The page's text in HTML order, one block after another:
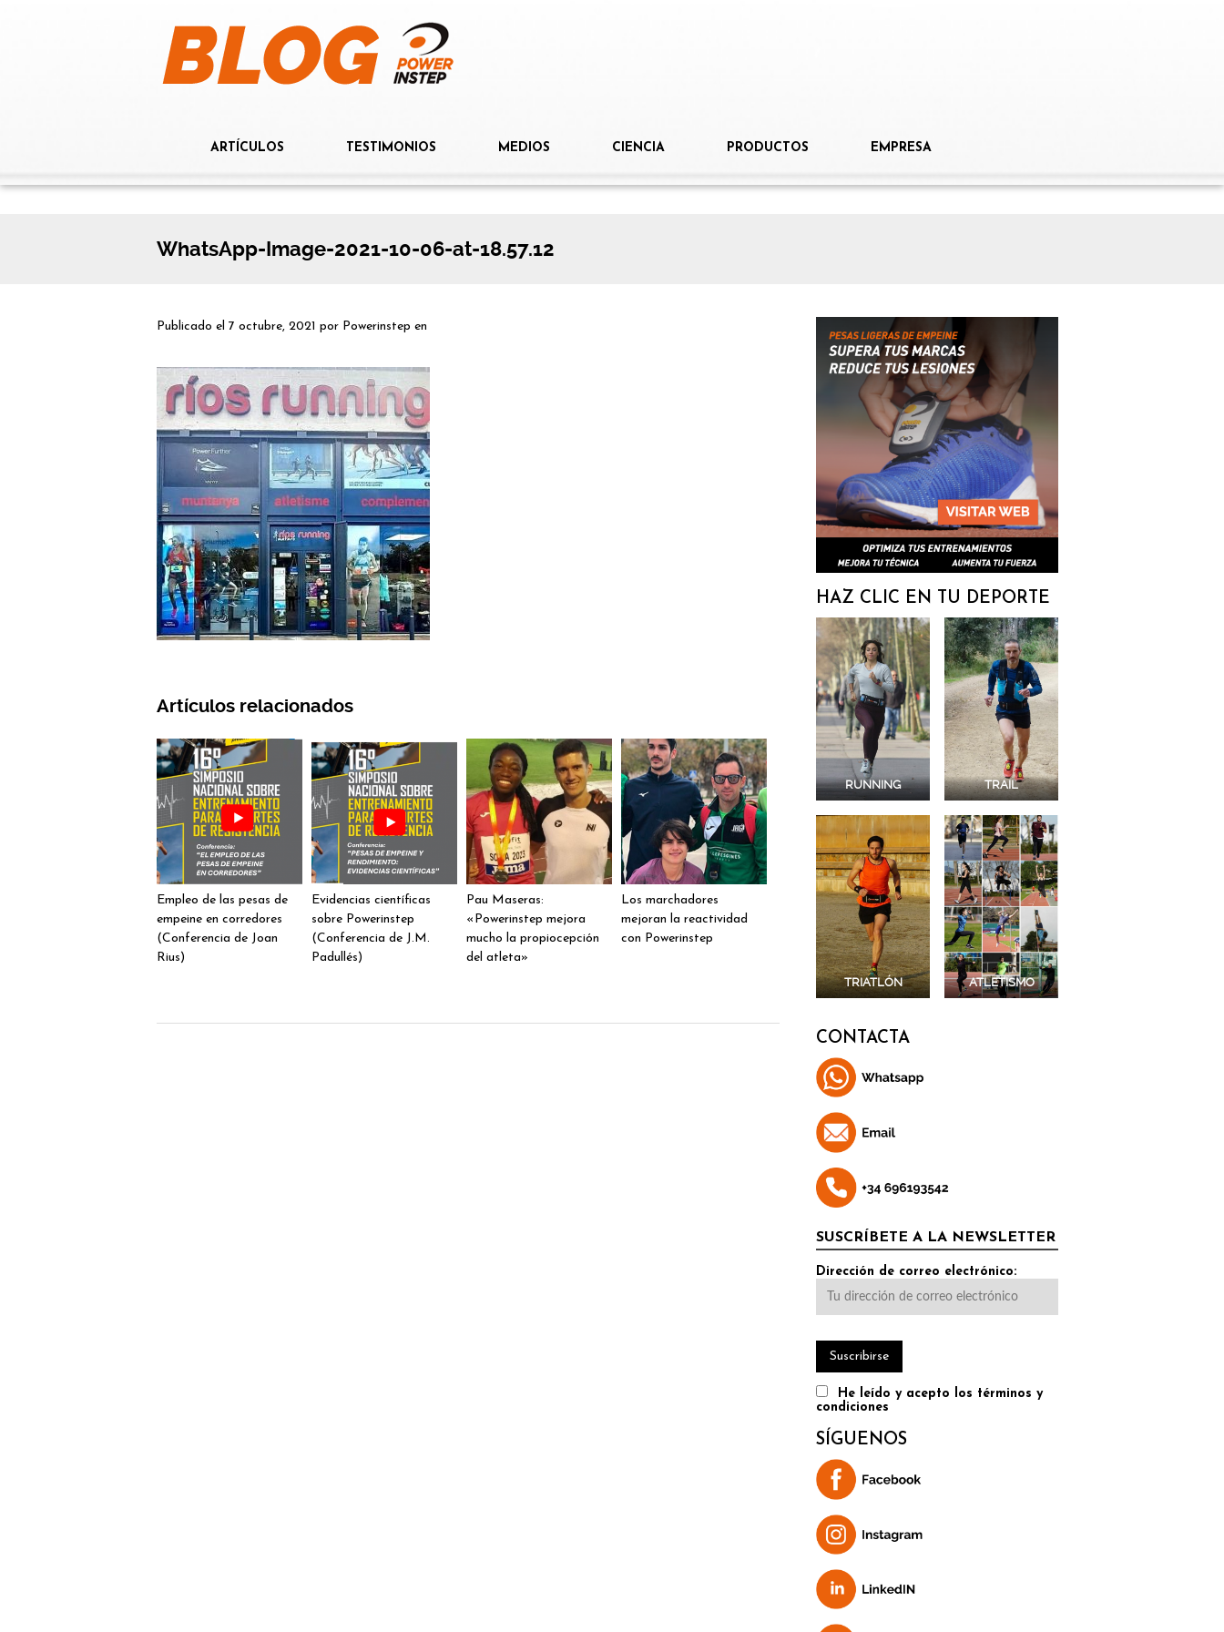
ARTÍCULOS TESTIMONIOS MEDIOS CIENCIA PRODUCTOS EMPRESA
WhatsApp-Image-2021-10-06-at-18.57.12
Publicado el 7 octubre, 2021 por Powerinstep en
Artículos relacionados
Empleo de las pesas de
empeine en corredores
(Conferencia de Joan
Rius)
Evidencias científicas
sobre Powerinstep
(Conferencia de J.M.
Padullés)
Pau Maseras:
«Powerinstep mejora
mucho la propiocepción
del atleta»
Los marchadores
mejoran la reactividad
con Powerinstep
HAZ CLIC EN TU DEPORTE
RUNNING TRAIL
TRIATLÓN ATLETISMO
CONTACTA
SUSCRÍBETE A LA NEWSLETTER
Dirección de correo electrónico:
He leído y acepto los términos y
condiciones
SÍGUENOS